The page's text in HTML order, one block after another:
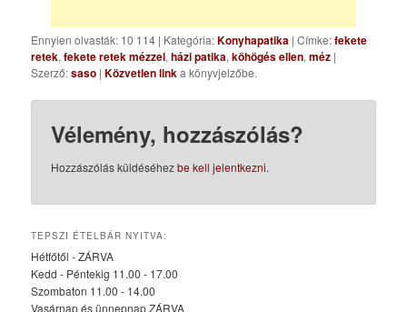
Ennyien olvasták: 10 114 | Kategória:Konyhapatika | Címke:fekete
retek,fekete retek mézzel,házi patika,köhögés ellen,méz |
Szerző:saso |Közvetlen linka könyvjelzőbe.
Vélemény, hozzászólás?
Hozzászólás küldéséhezbe kell jelentkezni.
TEPSZI ÉTELBÁR NYITVA:
Hétfőtől - ZÁRVA
Kedd - Péntekig 11.00 - 17.00
Szombaton 11.00 - 14.00
Vasárnap és ünnepnap ZÁRVA